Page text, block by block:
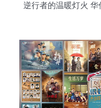
逆行者的温暖灯火